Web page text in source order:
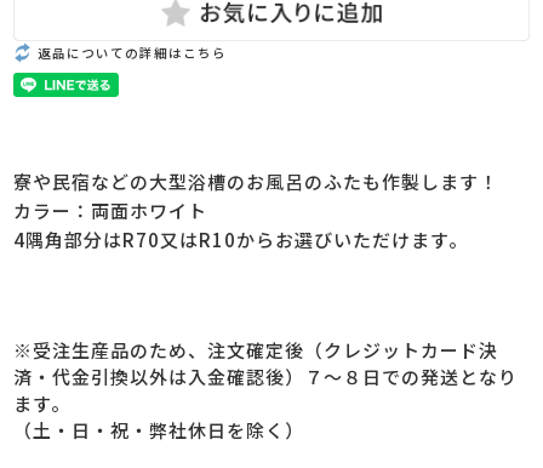
返品についての詳細はこちら
寮や民宿などの大型浴槽のお風呂のふたも作製します！
カラー：両面ホワイト
4隅角部分はR70又はR10からお選びいただけます。
※受注生産品のため、注文確定後（クレジットカード決
済・代金引換以外は入金確認後）７～８日での発送となり
ます。
（土・日・祝・弊社休日を除く）